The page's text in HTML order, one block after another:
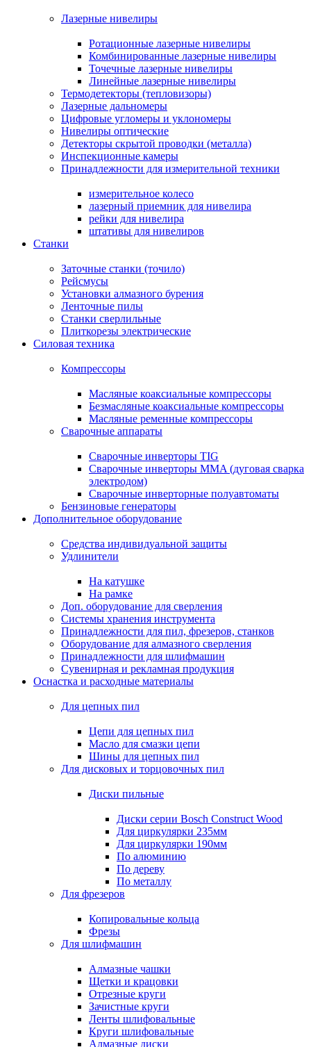
Лазерные нивелиры
Ротационные лазерные нивелиры
Комбинированные лазерные нивелиры
Точечные лазерные нивелиры
Линейные лазерные нивелиры
Термодетекторы (тепловизоры)
Лазерные дальномеры
Цифровые угломеры и уклономеры
Нивелиры оптические
Детекторы скрытой проводки (металла)
Инспекционные камеры
Принадлежности для измерительной техники
измерительное колесо
лазерный приемник для нивелира
рейки для нивелира
штативы для нивелиров
Станки
Заточные станки (точило)
Рейсмусы
Установки алмазного бурения
Ленточные пилы
Станки сверлильные
Плиткорезы электрические
Силовая техника
Компрессоры
Масляные коаксиальные компрессоры
Безмасляные коаксиальные компрессоры
Масляные ременные компрессоры
Сварочные аппараты
Сварочные инверторы TIG
Сварочные инверторы MMA (дуговая сварка
электродом)
Сварочные инверторные полуавтоматы
Бензиновые генераторы
Дополнительное оборудование
Средства индивидуальной защиты
Удлинители
На катушке
На рамке
Доп. оборудование для сверления
Системы хранения инструмента
Принадлежности для пил, фрезеров, станков
Оборудование для алмазного сверления
Принадлежности для шлифмашин
Сувенирная и рекламная продукция
Оснастка и расходные материалы
Для цепных пил
Цепи для цепных пил
Масло для смазки цепи
Шины для цепных пил
Для дисковых и торцовочных пил
Диски пильные
Диски серии Bosch Construct Wood
Для циркулярки 235мм
Для циркулярки 190мм
По алюминию
По дереву
По металлу
Для фрезеров
Копировальные кольца
Фрезы
Для шлифмашин
Алмазные чашки
Щетки и крацовки
Отрезные круги
Зачистные круги
Ленты шлифовальные
Круги шлифовальные
Алмазные диски